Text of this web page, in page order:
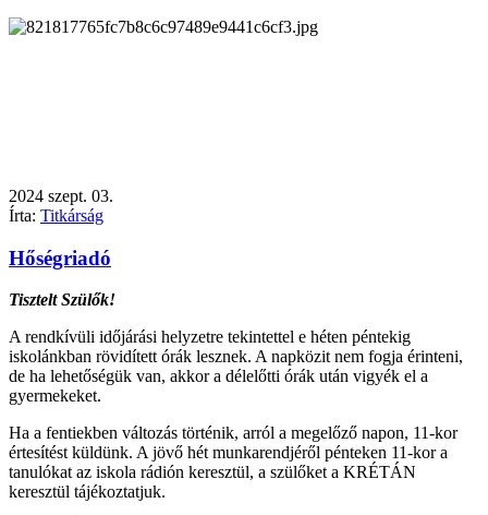
2024 szept. 03.
Írta: Titkárság
Hőségriadó
Tisztelt Szülők!
A rendkívüli időjárási helyzetre tekintettel e héten péntekig
iskolánkban rövidített órák lesznek. A napközit nem fogja érinteni,
de ha lehetőségük van, akkor a délelőtti órák után vigyék el a
gyermekeket.
Ha a fentiekben változás történik, arról a megelőző napon, 11-kor
értesítést küldünk. A jövő hét munkarendjéről pénteken 11-kor a
tanulókat az iskola rádión keresztül, a szülőket a KRÉTÁN
keresztül tájékoztatjuk.